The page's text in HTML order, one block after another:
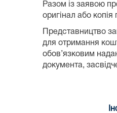
Разом із заявою
оригінал або копія
Представництво
для отримання
обов’язковим
документа,